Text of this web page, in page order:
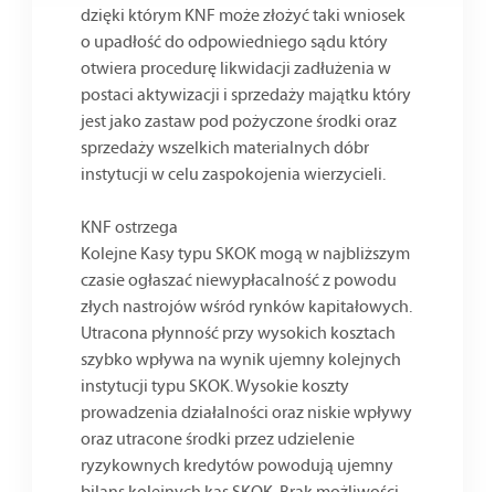
dzięki którym KNF może złożyć taki wniosek
o upadłość do odpowiedniego sądu który
otwiera procedurę likwidacji zadłużenia w
postaci aktywizacji i sprzedaży majątku który
jest jako zastaw pod pożyczone środki oraz
sprzedaży wszelkich materialnych dóbr
instytucji w celu zaspokojenia wierzycieli.
KNF ostrzega
Kolejne Kasy typu SKOK mogą w najbliższym
czasie ogłaszać niewypłacalność z powodu
złych nastrojów wśród rynków kapitałowych.
Utracona płynność przy wysokich kosztach
szybko wpływa na wynik ujemny kolejnych
instytucji typu SKOK. Wysokie koszty
prowadzenia działalności oraz niskie wpływy
oraz utracone środki przez udzielenie
ryzykownych kredytów powodują ujemny